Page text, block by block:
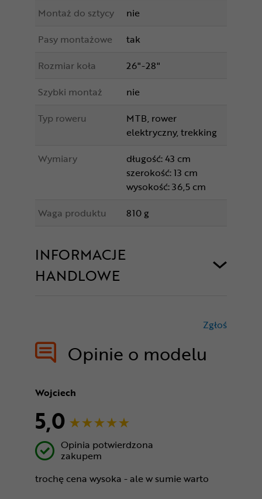
Montaż do sztycy
nie
Pasy montażowe
tak
Rozmiar koła
26"-28"
Szybki montaż
nie
Typ roweru
MTB, rower
elektryczny, trekking
Wymiary
długość: 43 cm
szerokość: 13 cm
wysokość: 36,5 cm
Waga produktu
810 g
INFORMACJE
HANDLOWE
Opinie o modelu
Zgłoś
Wojciech
5,0
Opinia potwierdzona
zakupem
trochę cena wysoka - ale w sumie warto